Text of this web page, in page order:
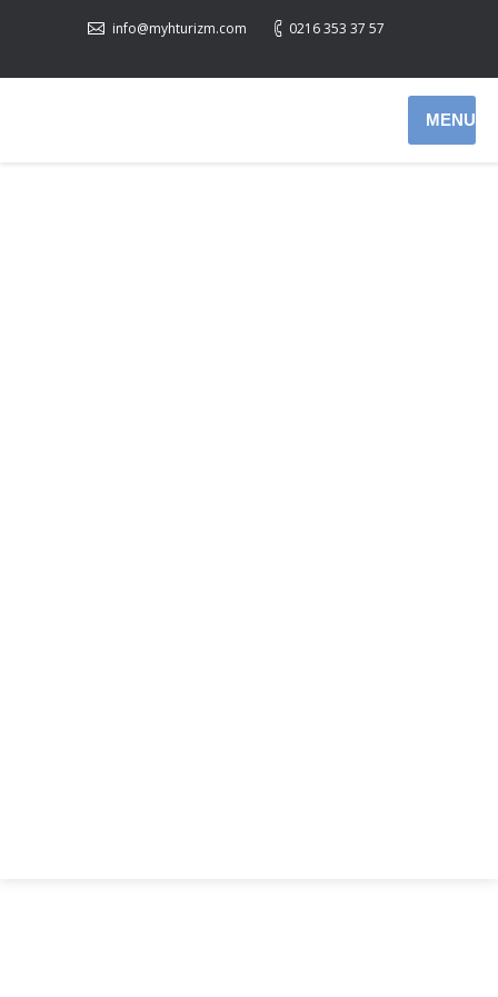
info@myhturizm.com 0216 353 37 57
MENU